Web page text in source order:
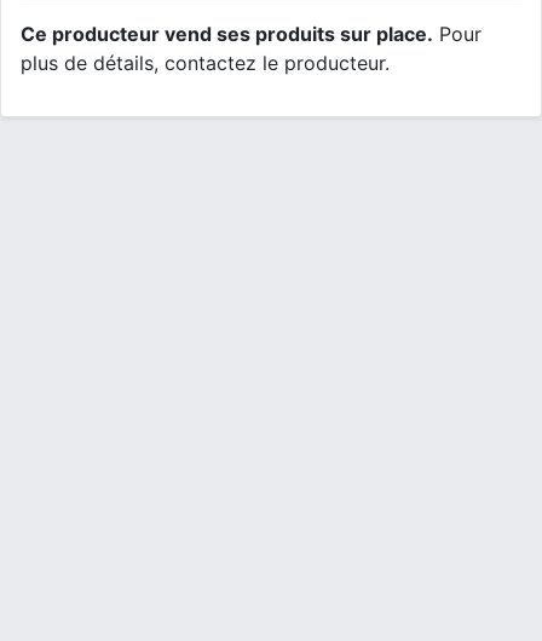
Ce producteur vend ses produits sur place. Pour
plus de détails, contactez le producteur.